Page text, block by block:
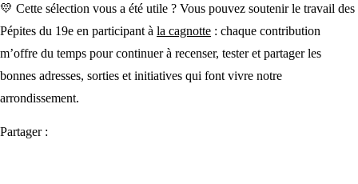
💛 Cette sélection vous a été utile ? Vous pouvez soutenir le travail des
Pépites du 19e en participant à la cagnotte : chaque contribution
m’offre du temps pour continuer à recenser, tester et partager les
bonnes adresses, sorties et initiatives qui font vivre notre
arrondissement.
Partager :